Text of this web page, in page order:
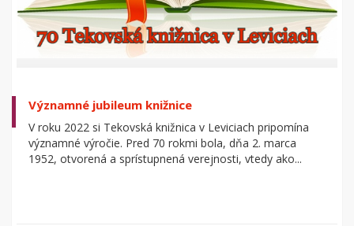
Významné jubileum knižnice
V roku 2022 si Tekovská knižnica v Leviciach pripomína
významné výročie. Pred 70 rokmi bola, dňa 2. marca
1952, otvorená a sprístupnená verejnosti, vtedy ako...